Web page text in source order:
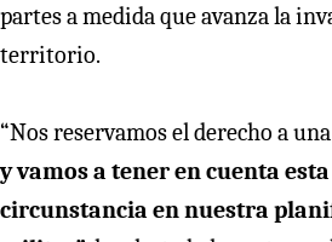
partes a medida que avanza la
territorio.
“Nos reservamos el derecho a
y vamos a tener en cuenta
circunstancia en nuestra